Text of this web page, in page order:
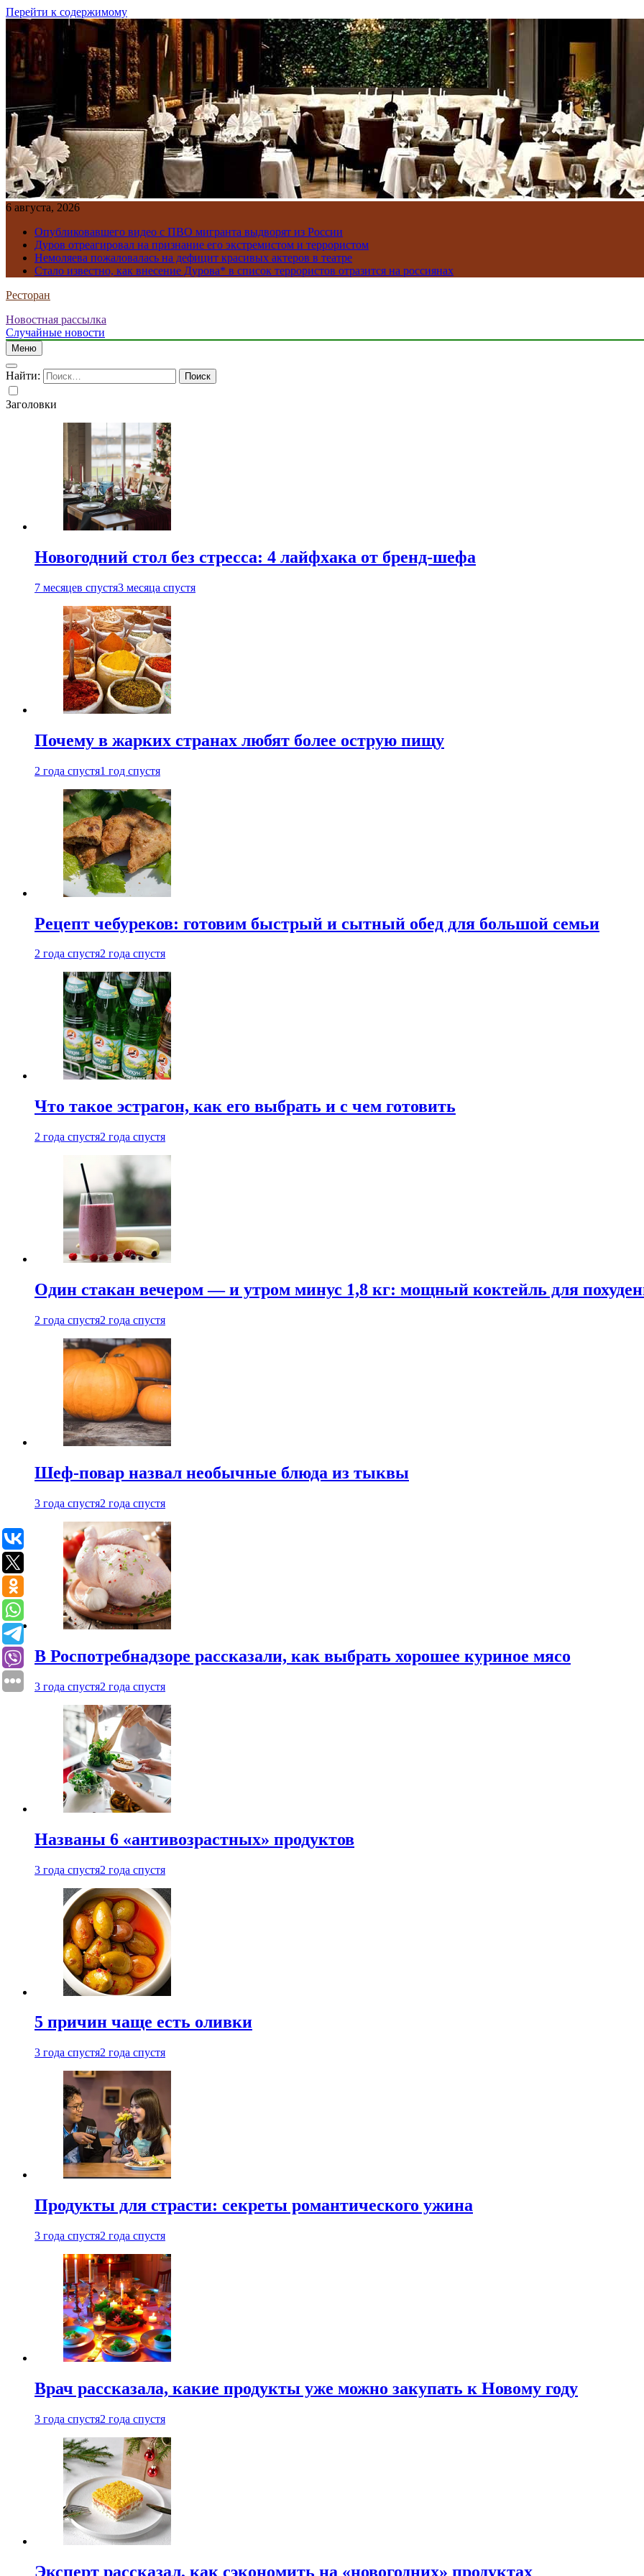
Перейти к содержимому
6 августа, 2026
Опубликовавшего видео с ПВО мигранта выдворят из России
Дуров отреагировал на признание его экстремистом и террористом
Немоляева пожаловалась на дефицит красивых актеров в театре
Стало известно, как внесение Дурова* в список террористов отразится на россиянах
Ресторан
Новостная рассылка
Случайные новости
Меню
Найти:
Заголовки
Новогодний стол без стресса: 4 лайфхака от бренд-шефа
7 месяцев спустя3 месяца спустя
Почему в жарких странах любят более острую пищу
2 года спустя1 год спустя
Рецепт чебуреков: готовим быстрый и сытный обед для большой семьи
2 года спустя2 года спустя
Что такое эстрагон, как его выбрать и с чем готовить
2 года спустя2 года спустя
Один стакан вечером — и утром минус 1,8 кг: мощный коктейль для
2 года спустя2 года спустя
Шеф-повар назвал необычные блюда из тыквы
3 года спустя2 года спустя
В Роспотребнадзоре рассказали, как выбрать хорошее куриное мясо
3 года спустя2 года спустя
Названы 6 «антивозрастных» продуктов
3 года спустя2 года спустя
5 причин чаще есть оливки
3 года спустя2 года спустя
Продукты для страсти: секреты романтического ужина
3 года спустя2 года спустя
Врач рассказала, какие продукты уже можно закупать к Новому году
3 года спустя2 года спустя
Эксперт рассказал, как сэкономить на «новогодних» продуктах